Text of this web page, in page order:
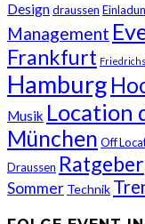
Designdraussen
Management
Frankfurt
Hamburg
Musik Location
München Off
Draussen Ratgeber
Sommer Technik